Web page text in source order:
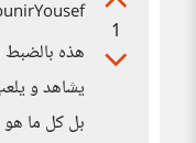
1
هذه بالضبط
يشاهد و
بل كل ما